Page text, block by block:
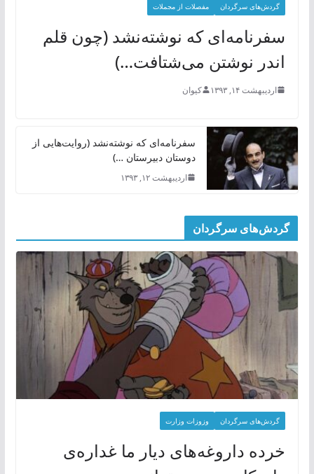
گردش‌های سرگردان مفصلات از مجملات
سفرنامه‌ای که نوشته‌نشد (چون قلم
اندر نوشتن می‌شتافت…)
اردیبهشت ۱۴, ۱۳۹۳ کیوان
سفرنامه‌ای که نوشته‌نشد (روایت‌هایی از
دوستان دبیرستان …)
اردیبهشت ۱۲, ۱۳۹۳
گردش‌های سرگردان
گردش‌های سرگردان وزوزات وزارت
خرده داروغه‌های دیار ما غداره‌ی